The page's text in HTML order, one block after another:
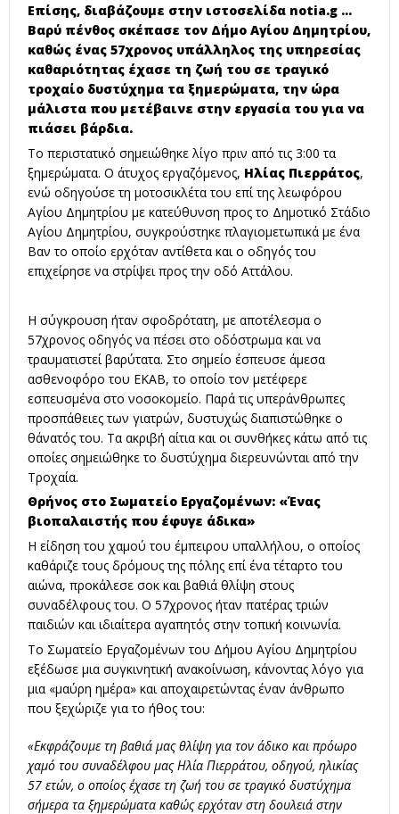
Επίσης, διαβάζουμε στην ιστοσελίδα notia.g ...
Βαρύ πένθος σκέπασε τον Δήμο Αγίου Δημητρίου,
καθώς ένας 57χρονος υπάλληλος της υπηρεσίας
καθαριότητας έχασε τη ζωή του σε τραγικό
τροχαίο δυστύχημα τα ξημερώματα, την ώρα
μάλιστα που μετέβαινε στην εργασία του για να
πιάσει βάρδια.
Το περιστατικό σημειώθηκε λίγο πριν από τις 3:00 τα
ξημερώματα. Ο άτυχος εργαζόμενος, Ηλίας Πιερράτος,
ενώ οδηγούσε τη μοτοσικλέτα του επί της λεωφόρου
Αγίου Δημητρίου με κατεύθυνση προς το Δημοτικό Στάδιο
Αγίου Δημητρίου, συγκρούστηκε πλαγιομετωπικά με ένα
Βαν το οποίο ερχόταν αντίθετα και ο οδηγός του
επιχείρησε να στρίψει προς την οδό Αττάλου.
Η σύγκρουση ήταν σφοδρότατη, με αποτέλεσμα ο
57χρονος οδηγός να πέσει στο οδόστρωμα και να
τραυματιστεί βαρύτατα. Στο σημείο έσπευσε άμεσα
ασθενοφόρο του ΕΚΑΒ, το οποίο τον μετέφερε
εσπευσμένα στο νοσοκομείο. Παρά τις υπεράνθρωπες
προσπάθειες των γιατρών, δυστυχώς διαπιστώθηκε ο
θάνατός του. Τα ακριβή αίτια και οι συνθήκες κάτω από τις
οποίες σημειώθηκε το δυστύχημα διερευνώνται από την
Τροχαία.
Θρήνος στο Σωματείο Εργαζομένων: «Ένας
βιοπαλαιστής που έφυγε άδικα»
Η είδηση του χαμού του έμπειρου υπαλλήλου, ο οποίος
καθάριζε τους δρόμους της πόλης επί ένα τέταρτο του
αιώνα, προκάλεσε σοκ και βαθιά θλίψη στους
συναδέλφους του. Ο 57χρονος ήταν πατέρας τριών
παιδιών και ιδιαίτερα αγαπητός στην τοπική κοινωνία.
Το Σωματείο Εργαζομένων του Δήμου Αγίου Δημητρίου
εξέδωσε μια συγκινητική ανακοίνωση, κάνοντας λόγο για
μια «μαύρη ημέρα» και αποχαιρετώντας έναν άνθρωπο
που ξεχώριζε για το ήθος του:
«Εκφράζουμε τη βαθιά μας θλίψη για τον άδικο και πρόωρο
χαμό του συναδέλφου μας Ηλία Πιερράτου, οδηγού, ηλικίας
57 ετών, ο οποίος έχασε τη ζωή του σε τραγικό δυστύχημα
σήμερα τα ξημερώματα καθώς ερχόταν στη δουλειά στην